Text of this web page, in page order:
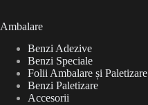
Ambalare
Benzi Adezive
Benzi Speciale
Folii Ambalare și Paletizare
Benzi Paletizare
Accesorii